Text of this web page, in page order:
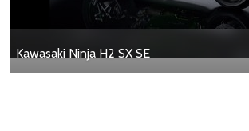
Kawasaki Ninja H2 SX SE